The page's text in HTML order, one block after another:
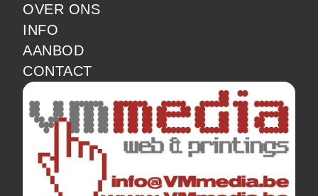
FOOTER
MAIN
OVER ONS
INFO
AANBOD
CONTACT
SPONSOR
1
MEDIA
IMAGE